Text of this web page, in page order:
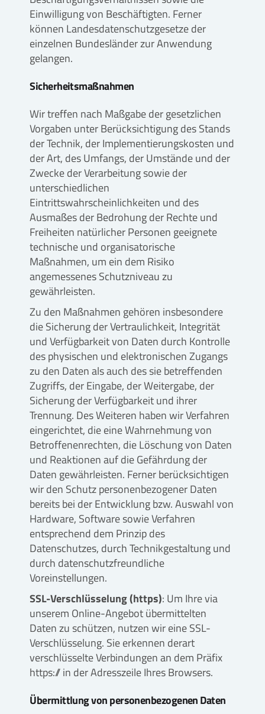
Einwilligung von Beschäftigten. Ferner
können Landesdatenschutzgesetze der
einzelnen Bundesländer zur Anwendung
gelangen.
Sicherheitsmaßnahmen
Wir treffen nach Maßgabe der gesetzlichen
Vorgaben unter Berücksichtigung des Stands
der Technik, der Implementierungskosten und
der Art, des Umfangs, der Umstände und der
Zwecke der Verarbeitung sowie der
unterschiedlichen
Eintrittswahrscheinlichkeiten und des
Ausmaßes der Bedrohung der Rechte und
Freiheiten natürlicher Personen geeignete
technische und organisatorische
Maßnahmen, um ein dem Risiko
angemessenes Schutzniveau zu
gewährleisten.
Zu den Maßnahmen gehören insbesondere
die Sicherung der Vertraulichkeit, Integrität
und Verfügbarkeit von Daten durch Kontrolle
des physischen und elektronischen Zugangs
zu den Daten als auch des sie betreffenden
Zugriffs, der Eingabe, der Weitergabe, der
Sicherung der Verfügbarkeit und ihrer
Trennung. Des Weiteren haben wir Verfahren
eingerichtet, die eine Wahrnehmung von
Betroffenenrechten, die Löschung von Daten
und Reaktionen auf die Gefährdung der
Daten gewährleisten. Ferner berücksichtigen
wir den Schutz personenbezogener Daten
bereits bei der Entwicklung bzw. Auswahl von
Hardware, Software sowie Verfahren
entsprechend dem Prinzip des
Datenschutzes, durch Technikgestaltung und
durch datenschutzfreundliche
Voreinstellungen.
SSL-Verschlüsselung (https): Um Ihre via
unserem Online-Angebot übermittelten
Daten zu schützen, nutzen wir eine SSL-
Verschlüsselung. Sie erkennen derart
verschlüsselte Verbindungen an dem Präfix
https:// in der Adresszeile Ihres Browsers.
Übermittlung von personenbezogenen Daten